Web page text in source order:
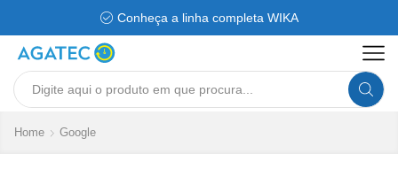
Conheça a linha completa WIKA
Search
Home Google